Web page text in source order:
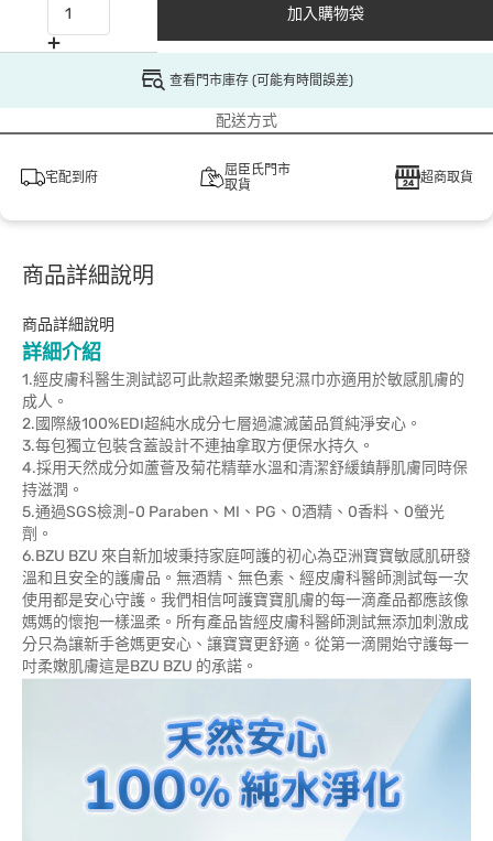
加入購物袋
查看門市庫存 (可能有時間誤差)
配送方式
宅配到府
屈臣氏門市
取貨
超商取貨
商品詳細說明
商品詳細說明
詳細介紹
1.經皮膚科醫生測試認可此款超柔嫩嬰兒濕巾亦適用於敏感肌膚的
成人。
2.國際級100%EDI超純水成分七層過濾滅菌品質純淨安心。
3.每包獨立包裝含蓋設計不連抽拿取方便保水持久。
4.採用天然成分如蘆薈及菊花精華水溫和清潔舒緩鎮靜肌膚同時保
持滋潤。
5.通過SGS檢測-0 Paraben、MI、PG、0酒精、0香料、0螢光
劑。
6.BZU BZU 來自新加坡秉持家庭呵護的初心為亞洲寶寶敏感肌研發
溫和且安全的護膚品。無酒精、無色素、經皮膚科醫師測試每一次
使用都是安心守護。我們相信呵護寶寶肌膚的每一滴產品都應該像
媽媽的懷抱一樣溫柔。所有產品皆經皮膚科醫師測試無添加刺激成
分只為讓新手爸媽更安心、讓寶寶更舒適。從第一滴開始守護每一
吋柔嫩肌膚這是BZU BZU 的承諾。